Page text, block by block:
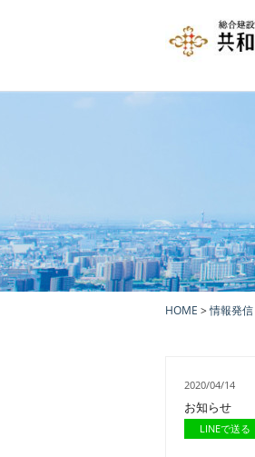
HOME >情報発信
2020/04/14
お知らせ
LINEで送る